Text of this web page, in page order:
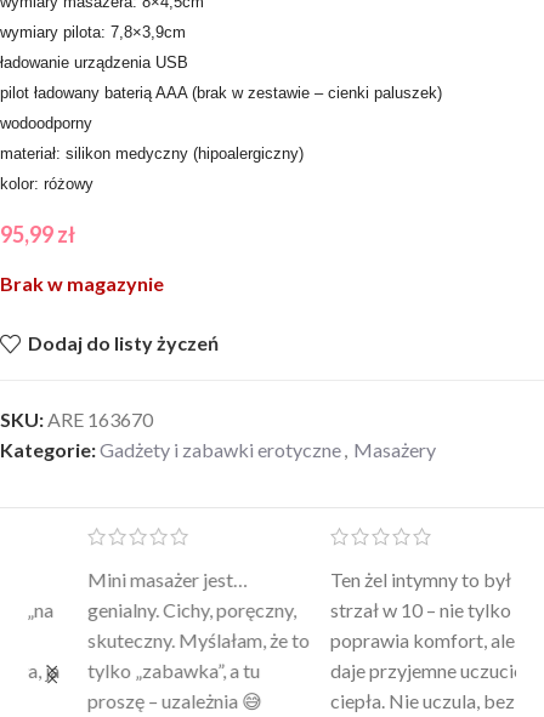
wymiary pilota: 7,8×3,9cm
ładowanie urządzenia USB
pilot ładowany baterią AAA (brak w zestawie – cienki paluszek)
wodoodporny
materiał: silikon medyczny (hipoalergiczny)
kolor: różowy
95,99zł
Brak w magazynie
Dodaj do listy życzeń
SKU:ARE 163670
Kategorie:Gadżety i zabawki erotyczne, Masażery
Mini masażer jest…
genialny. Cichy, poręczny,
skuteczny. Myślałam, że to
tylko „zabawka”, a tu
proszę – uzależnia 😅
Ten żel intymny to był
strzał w 10 – nie tylko
poprawia komfort, ale też
daje przyjemne uczucie
ciepła. Nie uczula, bez